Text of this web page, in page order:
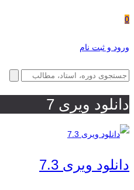
0
ورود و ثبت نام
دانلود ویری 7
دانلود ویری 7.3